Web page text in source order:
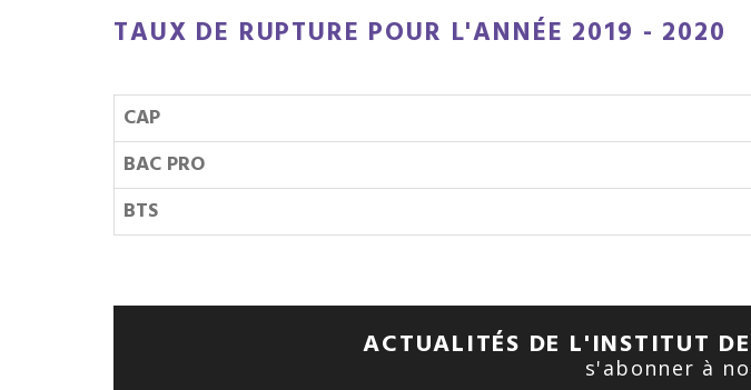
TAUX DE RUPTURE POUR L'ANNÉE 2019 - 2020
CAP
BAC PRO
BTS
ACTUALITÉS DE L'INSTITUT
s'abonner à